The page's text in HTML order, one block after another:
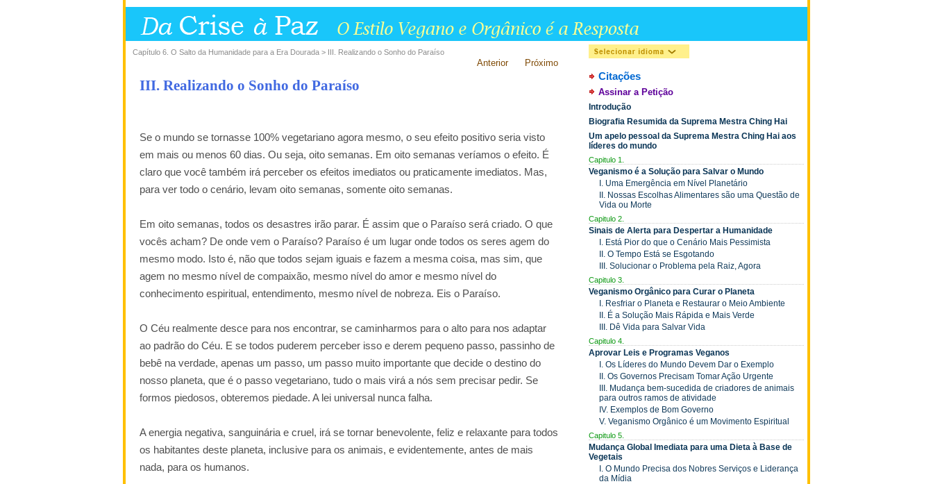
Capítulo 6. O Salto da Humanidade para a Era Dourada > III. Realizando o Sonho do Paraíso
Anterior Próximo
III. Realizando o Sonho do Paraíso
Se o mundo se tornasse 100% vegetariano agora mesmo, o seu efeito positivo seria visto
em mais ou menos 60 dias. Ou seja, oito semanas. Em oito semanas veríamos o efeito. É
claro que você também irá perceber os efeitos imediatos ou praticamente imediatos. Mas,
para ver todo o cenário, levam oito semanas, somente oito semanas.
Em oito semanas, todos os desastres irão parar. É assim que o Paraíso será criado. O que
vocês acham? De onde vem o Paraíso? Paraíso é um lugar onde todos os seres agem do
mesmo modo. Isto é, não que todos sejam iguais e fazem a mesma coisa, mas sim, que
agem no mesmo nível de compaixão, mesmo nível do amor e mesmo nível do
conhecimento espiritual, entendimento, mesmo nível de nobreza. Eis o Paraíso.
O Céu realmente desce para nos encontrar, se caminharmos para o alto para nos adaptar
ao padrão do Céu. E se todos puderem perceber isso e derem pequeno passo, passinho de
bebê na verdade, apenas um passo, um passo muito importante que decide o destino do
nosso planeta, que é o passo vegetariano, tudo o mais virá a nós sem precisar pedir. Se
formos piedosos, obteremos piedade. A lei universal nunca falha.
A energia negativa, sanguinária e cruel, irá se tornar benevolente, feliz e relaxante para todos
os habitantes deste planeta, inclusive para os animais, e evidentemente, antes de mais
nada, para os humanos.
Citações
Assinar a Petição
Introdução
Biografia Resumida da Suprema Mestra Ching Hai
Um apelo pessoal da Suprema Mestra Ching Hai aos
líderes do mundo
Capitulo 1.
Veganismo é a Solução para Salvar o Mundo
I. Uma Emergência em Nível Planetário
II. Nossas Escolhas Alimentares são uma Questão de
Vida ou Morte
Capitulo 2.
Sinais de Alerta para Despertar a Humanidade
I. Está Pior do que o Cenário Mais Pessimista
II. O Tempo Está se Esgotando
III. Solucionar o Problema pela Raiz, Agora
Capitulo 3.
Veganismo Orgânico para Curar o Planeta
I. Resfriar o Planeta e Restaurar o Meio Ambiente
II. É a Solução Mais Rápida e Mais Verde
III. Dê Vida para Salvar Vida
Capitulo 4.
Aprovar Leis e Programas Veganos
I. Os Líderes do Mundo Devem Dar o Exemplo
II. Os Governos Precisam Tomar Ação Urgente
III. Mudança bem-sucedida de criadores de animais
para outros ramos de atividade
IV. Exemplos de Bom Governo
V. Veganismo Orgânico é um Movimento Espiritual
Capitulo 5.
Mudança Global Imediata para uma Dieta à Base de
Vegetais
I. O Mundo Precisa dos Nobres Serviços e Liderança
da Mídia